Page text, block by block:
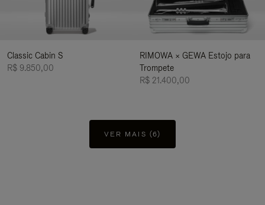
Classic Cabin S
R$ 9.850,00
RIMOWA × GEWA Estojo para
Trompete
R$ 21.400,00
VER MAIS (6)